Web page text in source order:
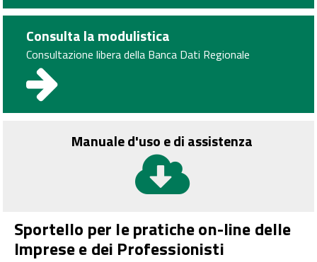
Consulta la modulistica
Consultazione libera della Banca Dati Regionale
Manuale d'uso e di assistenza
Sportello per le pratiche on-line delle
Imprese e dei Professionisti